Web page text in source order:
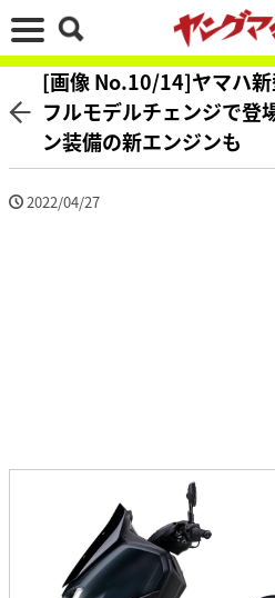
[画像 No.10/14]ヤマハ
フルモデルチェンジで登
ン装備の新エンジンも
2022/04/27